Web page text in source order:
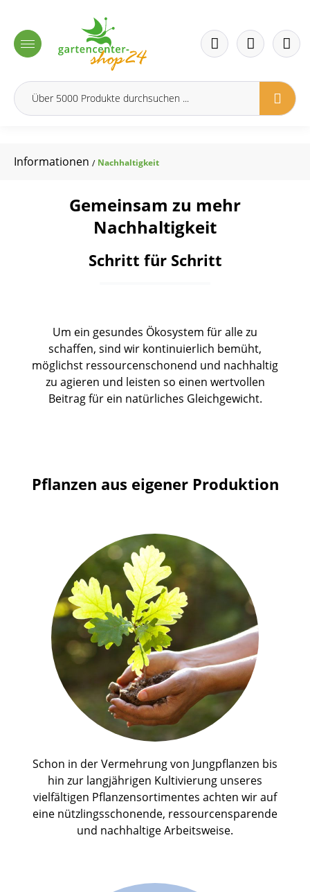
Informationen / Nachhaltigkeit
Gemeinsam zu mehr
Nachhaltigkeit
Schritt für Schritt
Um ein gesundes Ökosystem für alle zu
schaffen, sind wir kontinuierlich bemüht,
möglichst ressourcenschonend und nachhaltig
zu agieren und leisten so einen wertvollen
Beitrag für ein natürliches Gleichgewicht.
Pflanzen aus eigener Produktion
Schon in der Vermehrung von Jungpflanzen bis
hin zur langjährigen Kultivierung unseres
vielfältigen Pflanzensortimentes achten wir auf
eine nützlingsschonende, ressourcensparende
und nachhaltige Arbeitsweise.